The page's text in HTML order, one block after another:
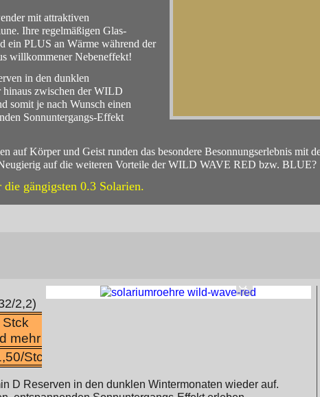
mit attraktiven
Ihre regelmäßigen Glas-
ein PLUS an Wärme während der
willkommener Nebeneffekt!
in den dunklen
hinaus zwischen der WILD
je nach Wunsch einen
Sonnuntergangs-Effekt
auf Körper und Geist runden das besondere Besonnungserlebnis
auf die weiteren Vorteile der WILD WAVE RED bzw. BLUE?
gängigsten 0.3 Solarien.
2,2)
Stck
mehr
Stck
D Reserven in den dunklen Wintermonaten wieder auf.